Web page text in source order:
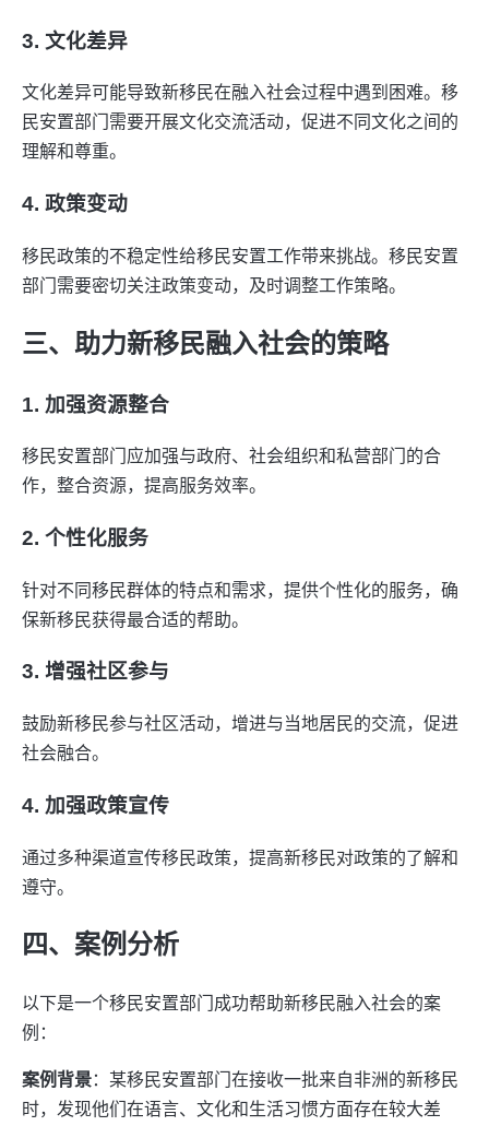
3. 文化差异
文化差异可能导致新移民在融入社会过程中遇到困难。移
民安置部门需要开展文化交流活动，促进不同文化之间的
理解和尊重。
4. 政策变动
移民政策的不稳定性给移民安置工作带来挑战。移民安置
部门需要密切关注政策变动，及时调整工作策略。
三、助力新移民融入社会的策略
1. 加强资源整合
移民安置部门应加强与政府、社会组织和私营部门的合
作，整合资源，提高服务效率。
2. 个性化服务
针对不同移民群体的特点和需求，提供个性化的服务，确
保新移民获得最合适的帮助。
3. 增强社区参与
鼓励新移民参与社区活动，增进与当地居民的交流，促进
社会融合。
4. 加强政策宣传
通过多种渠道宣传移民政策，提高新移民对政策的了解和
遵守。
四、案例分析
以下是一个移民安置部门成功帮助新移民融入社会的案
例：
案例背景：某移民安置部门在接收一批来自非洲的新移民
时，发现他们在语言、文化和生活习惯方面存在较大差